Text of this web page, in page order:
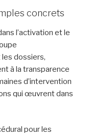
concrets
l’activation et le
dossiers,
à la transparence
d’intervention
qui œuvrent dans
pour les